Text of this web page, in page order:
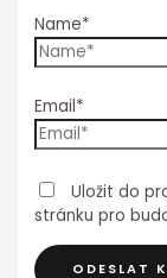
Name*
Email*
Uložit do
stránku pro